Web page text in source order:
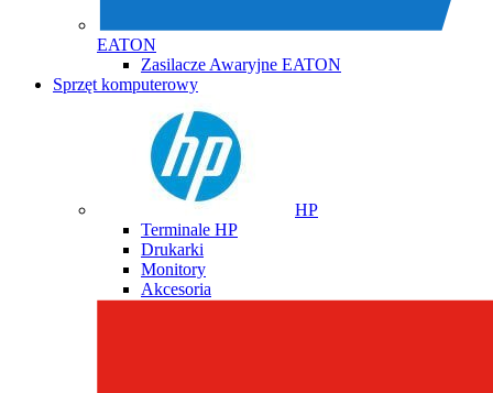
EATON
Zasilacze Awaryjne EATON
Sprzęt komputerowy
HP
Terminale HP
Drukarki
Monitory
Akcesoria